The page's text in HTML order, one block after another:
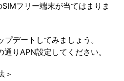
フリー端末が当てはまりま
デートしてみましょう。
りAPN設定してください。
＞